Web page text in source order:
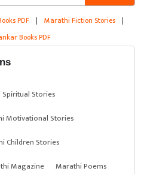
PDF | Marathi Fiction Stories |
Books PDF
Stories
Motivational Stories
Children Stories
Magazine
Marathi Poems